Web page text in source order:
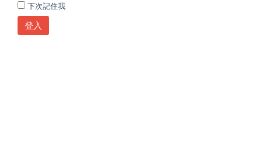
下次記住我
登入